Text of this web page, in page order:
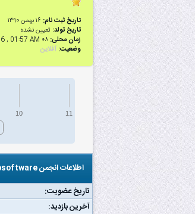
تاریخ ثبت نام: ۱۶ بهمن ۱۳۹۰
تاریخ تولد: تعیین نشده
زمان محلی: ۰۸ August 2026 , 01:57 AM
وضعیت: آفلاین
10 11
اطلاعات انجمن usbsoftware
تاریخ عضویت:
آخرین بازدید: